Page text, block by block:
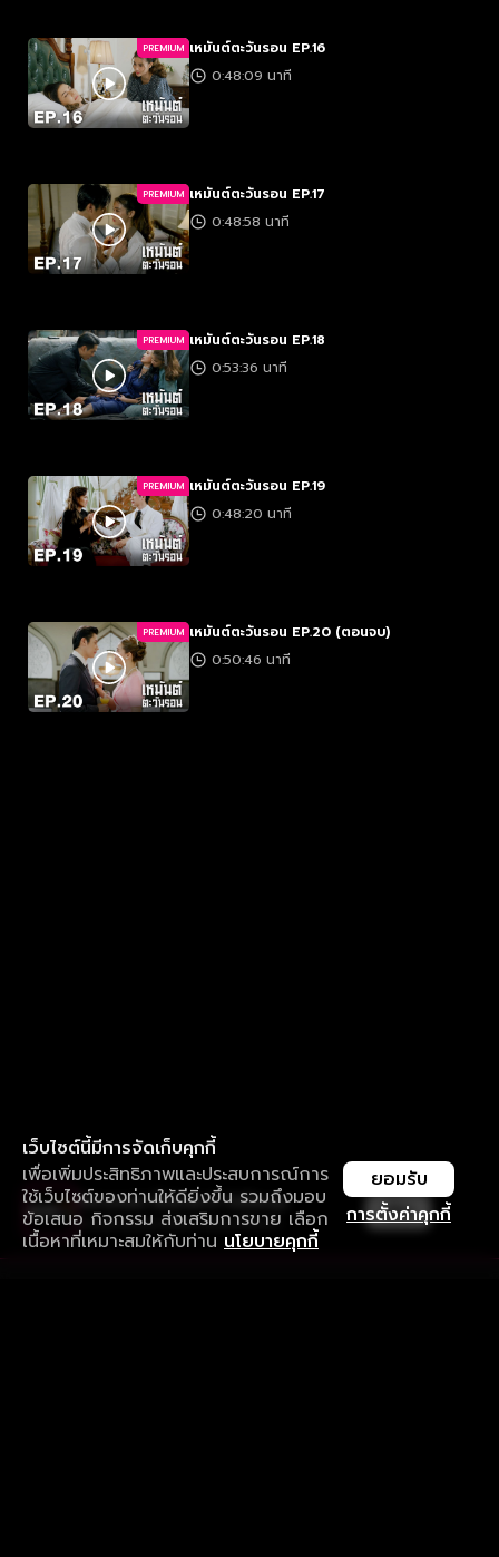
PREMIUM เหมันต์ตะวันรอน EP.16
0:48:09 นาที
PREMIUM เหมันต์ตะวันรอน EP.17
0:48:58 นาที
PREMIUM เหมันต์ตะวันรอน EP.18
0:53:36 นาที
PREMIUM เหมันต์ตะวันรอน EP.19
0:48:20 นาที
PREMIUM เหมันต์ตะวันรอน EP.20 (ตอนจบ)
0:50:46 นาที
เว็บไซต์นี้มีการจัดเก็บคุกกี้
เพื่อเพิ่มประสิทธิภาพและประสบการณ์การ
ใช้เว็บไซต์ของท่านให้ดียิ่งขึ้น รวมถึงมอบ
ข้อเสนอ กิจกรรม ส่งเสริมการขาย เลือก
เนื้อหาที่เหมาะสมให้กับท่าน นโยบายคุกกี้
การตั้งค่าคุกกี้
ยอมรับ
ใช้งานแอป ลื่นไหลกว่า ไม่มีสะดุด
ดาวน์โหลดแอปเพื่อการรับชมที่ดีกว่า เปิด